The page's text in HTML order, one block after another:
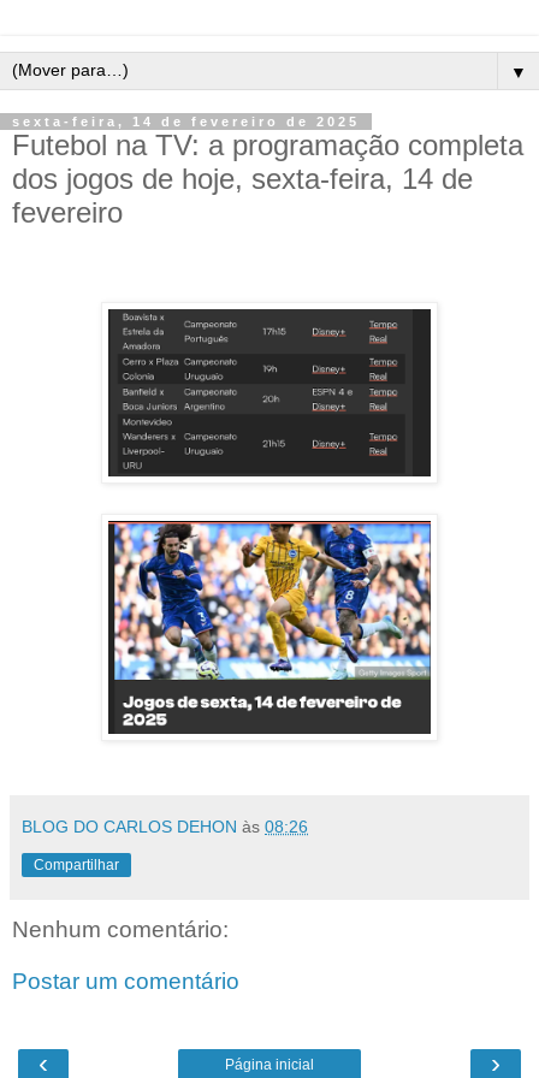
▼
sexta-feira, 14 de fevereiro de 2025
Futebol na TV: a programação completa
dos jogos de hoje, sexta-feira, 14 de
fevereiro
BLOG DO CARLOS DEHON às 08:26
Compartilhar
Nenhum comentário:
Postar um comentário
‹ ›
Página inicial